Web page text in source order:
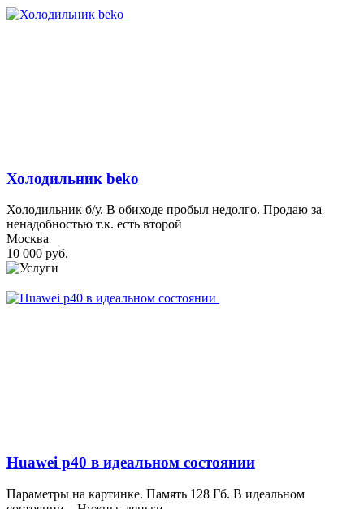
Холодильник beko
Холодильник б/у. В обиходе пробыл недолго. Продаю за
ненадобностью т.к. есть второй
Москва
10 000 руб.
Huawei p40 в идеальном состоянии
Параметры на картинке. Память 128 Гб. В идеальном